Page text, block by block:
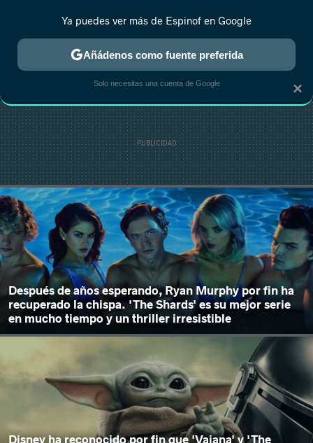
MENÚ NUEVO
ESTRENOS REALITY ANIME RANKINGS CINE
Después de años esperando, Ryan Murphy por fin ha
recuperado la chispa. 'The Shards' es su mejor serie
en mucho tiempo y un thriller irresistible
Disney ha reconocido por fin que 'Vaiana' y 'The
×
Ya puedes ver más de Espinof en Google
Añádenos como fuente preferida
Solo necesitas una cuenta de Google